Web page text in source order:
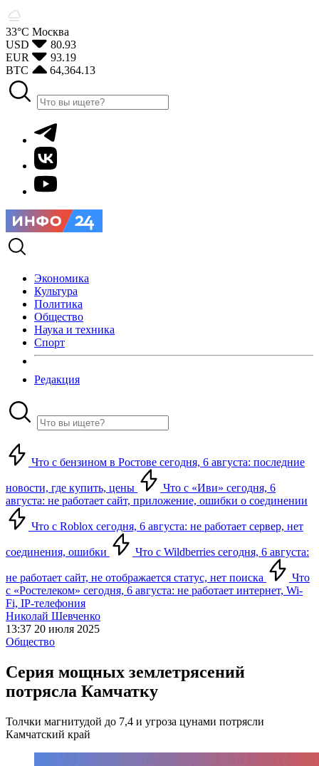
33°С Москва
USD
80.93
EUR
93.19
BTC
64,364.13
Экономика
Культура
Политика
Общество
Наука и техника
Спорт
Редакция
Что с бензином в Ростове сегодня, 6 августа: последние
новости, где купить, цены
Что с «Иви» сегодня, 6
августа: не работает сайт, приложение, ошибки о соединении
Что с Roblox сегодня, 6 августа: не работает сервер, нет
соединения, ошибки Что с Wildberries сегодня, 6 августа:
не работает сайт, не отображается статус, нет поиска
Что
с «Ростелеком» сегодня, 6 августа: не работает интернет, Wi-
Fi, IP-телефония
Николай Шевченко
13:37 20 июля 2025
Общество
Серия мощных землетрясений
потрясла Камчатку
Толчки магнитудой до 7,4 и угроза цунами потрясли
Камчатский край